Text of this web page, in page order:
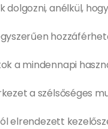
dolgozni, anélkül,
a mindennapi
a szélsőséges
elrendezett